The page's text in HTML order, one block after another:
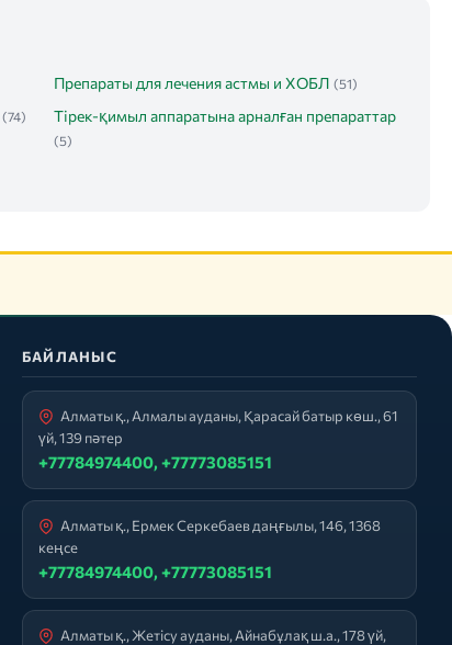
Препараты для лечения астмы и ХОБЛ (51)
(74) Тірек-қимыл аппаратына арналған препараттар
(5)
БАЙЛАНЫС
Алматы қ., Алмалы ауданы, Қарасай батыр көш., 61
үй, 139 пәтер
+77784974400, +77773085151
Алматы қ., Ермек Серкебаев даңғылы, 146, 1368
кеңсе
+77784974400, +77773085151
Алматы қ., Жетісу ауданы, Айнабұлақ ш.а., 178 үй,